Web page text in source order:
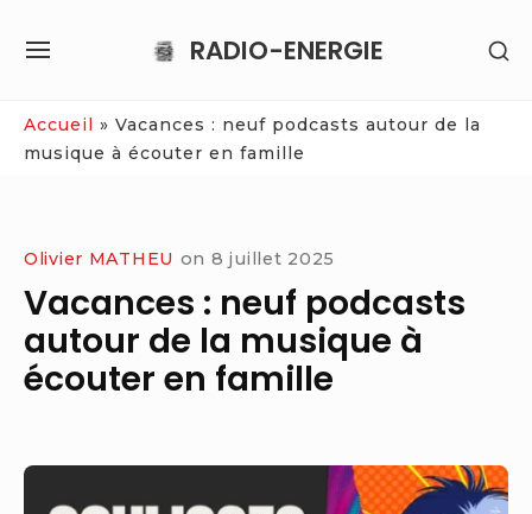
RADIO-ENERGIE
SITE
Accueil » Vacances : neuf podcasts autour de la
musique à écouter en famille
Olivier MATHEU on 8 juillet 2025
Vacances : neuf podcasts
autour de la musique à
écouter en famille